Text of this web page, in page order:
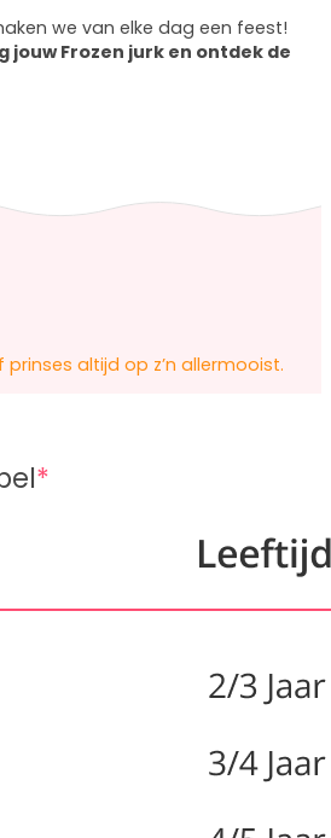
we van elke dag een feest!
jouw Frozen jurk en ontdek de
altijd op z’n allermooist.
*